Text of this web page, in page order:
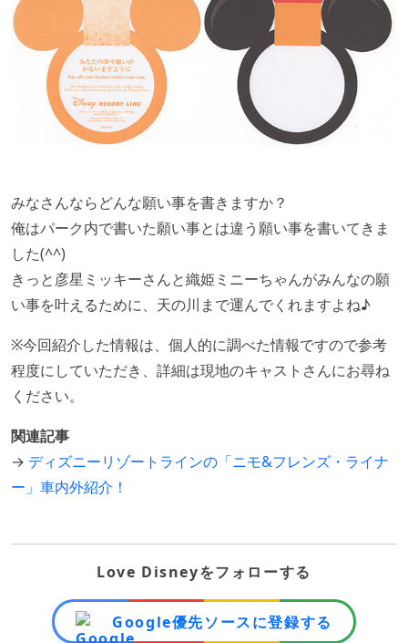
みなさんならどんな願い事を書きますか？
俺はパーク内で書いた願い事とは違う願い事を書いてきま
した(^^)
きっと彦星ミッキーさんと織姫ミニーちゃんがみんなの願
い事を叶えるために、天の川まで運んでくれますよね♪
※今回紹介した情報は、個人的に調べた情報ですので参考
程度にしていただき、詳細は現地のキャストさんにお尋ね
ください。
関連記事
→ ディズニーリゾートラインの「ニモ&フレンズ・ライナ
ー」車内外紹介！
Love Disneyをフォローする
Google優先ソースに登録する